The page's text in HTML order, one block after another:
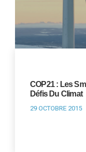
COP21 : Les
Défis Du Climat
29 OCTOBRE 2015